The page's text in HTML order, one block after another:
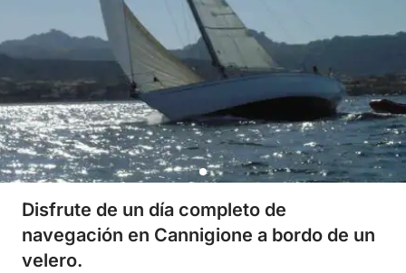
Disfrute de un día completo de
navegación en Cannigione a bordo de un
velero.